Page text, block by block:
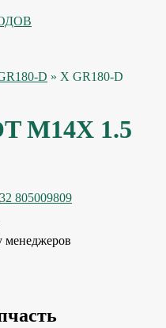
D » X GR180-D
M14X 1.5
менеджеров